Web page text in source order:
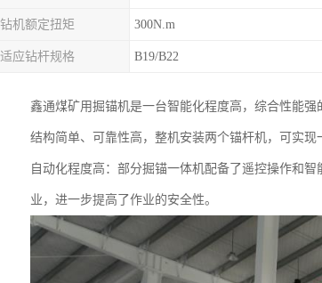
钻机额定扭矩 300N.m
适应钻杆规格 B19/B22
鑫通煤矿用掘锚机是一台智能化程度高，综合性能
结构简单、可靠性高，整机安装两个锚杆机，可实现
自动化程度高：部分掘锚一体机配备了遥控操作和
业，进一步提高了作业的安全性。